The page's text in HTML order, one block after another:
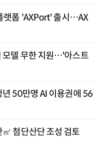
랫폼 'AXPort' 출시…AX
모델 무한 지원…'아스트
50만명 AI 이용권에 56
첨단산단 조성 검토